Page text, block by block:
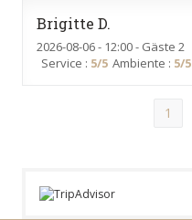
Brigitte D
2026-08-06- 12:00 - Gäste 2
Service : 5/5 Ambiente : 5/5
1